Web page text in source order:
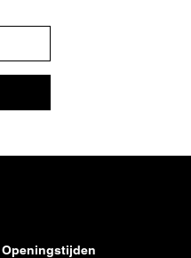
Openingstijden